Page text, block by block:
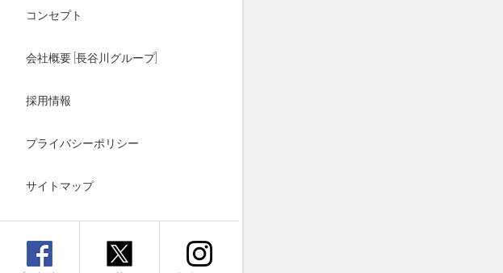
コンセプト
会社概要 [長谷川グループ]
採用情報
プライバシーポリシー
サイトマップ